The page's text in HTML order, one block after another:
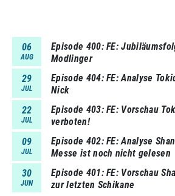
06
AUG
Episode 400 FE:
Modlinger
29
JUL
Episode 404 FE: Analyse
Nick
22
JUL
Episode 403 FE: Vorschau
verboten!
09
JUL
Episode 402 FE: Analyse
Messe ist noch nicht gelesen
30
JUN
Episode 401 FE: Vorschau
zur letzten Schikane